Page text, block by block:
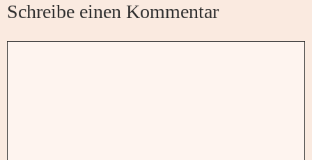
Schreibe einen Kommentar